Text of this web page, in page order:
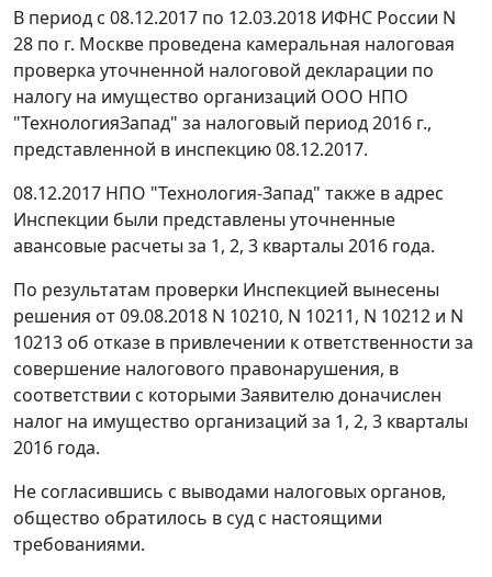
В период с 08.12.2017 по 12.03.2018 ИФНС России N
28 по г. Москве проведена камеральная налоговая
проверка уточненной налоговой декларации по
налогу на имущество организаций ООО НПО
"ТехнологияЗапад" за налоговый период 2016 г.,
представленной в инспекцию 08.12.2017.
08.12.2017 НПО "Технология-Запад" также в адрес
Инспекции были представлены уточненные
авансовые расчеты за 1, 2, 3 кварталы 2016 года.
По результатам проверки Инспекцией вынесены
решения от 09.08.2018 N 10210, N 10211, N 10212 и N
10213 об отказе в привлечении к ответственности за
совершение налогового правонарушения, в
соответствии с которыми Заявителю доначислен
налог на имущество организаций за 1, 2, 3 кварталы
2016 года.
Не согласившись с выводами налоговых органов,
общество обратилось в суд с настоящими
требованиями.